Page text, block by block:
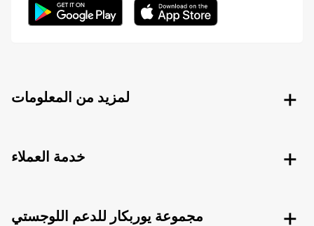
لمزيد من المعلومات
خدمة العملاء
مجموعة يوربكار للدعم اللوجستي